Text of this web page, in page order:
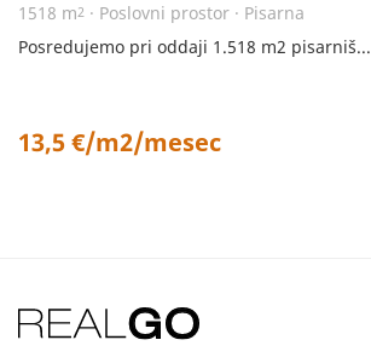
1518 m2 · Poslovni prostor · Pisarna
Posredujemo pri oddaji 1.518 m2 pisarniš...
13,5 €/m2/mesec